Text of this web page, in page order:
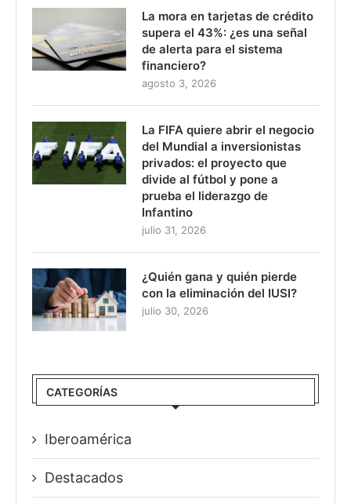
La mora en tarjetas de crédito
supera el 43%: ¿es una señal
de alerta para el sistema
financiero?
agosto 3, 2026
La FIFA quiere abrir el negocio
del Mundial a inversionistas
privados: el proyecto que
divide al fútbol y pone a
prueba el liderazgo de
Infantino
julio 31, 2026
¿Quién gana y quién pierde
con la eliminación del IUSI?
julio 30, 2026
CATEGORÍAS
Iberoamérica
Destacados